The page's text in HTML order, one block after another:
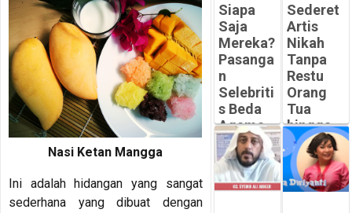
Nasi Ketan Mangga
Ini adalah hidangan yang sangat
sederhana yang dibuat dengan
Siapa
Saja
Mereka?
Pasanga
n
Selebriti
s Beda
Agama
Jalani
Puasa
Ramadh
an
Sederet
Artis
Nikah
Tanpa
Restu
Orang
Tua
hingga
ada
yang
Pilih
MURTAD